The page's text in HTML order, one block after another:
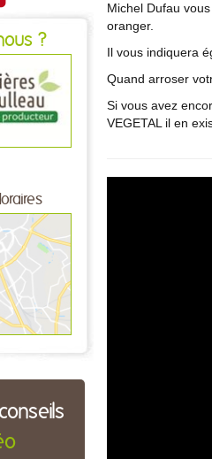
?
Michel Dufau
oranger.
Il vous indiquera
Quand arroser
Si vous avez
VEGETAL il en